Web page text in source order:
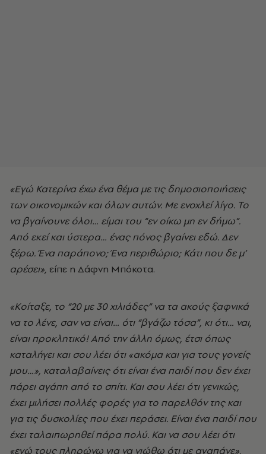
«Εγώ Κατερίνα έχω ένα θέμα με τις δημοσιοποιήσεις
των οικονομικών και όλων αυτών. Με ενοχλεί λίγο. Το
να βγαίνουνε όλοι… είμαι του “εν οίκω μη εν δήμω”.
Από εκεί και ύστερα… ένας πόνος βγαίνει εδώ. Δεν
ξέρω. Ένα παράπονο; Ένα περιθώριο; Κάτι που δε μ’
αρέσει», είπε η Δάφνη Μπόκοτα.
«Κοίταξε, το “20 με 30 χιλιάδες” να τα ακούς ξαφνικά
να το λένε, σαν να είναι… ότι “βγάζω τόσα”, κι ότι… ναι,
είναι προκλητικό! Από την άλλη όμως, έτσι όπως
καταλήγει και σου λέει ότι «ακόμα και για τους γονείς
μου…», καταλαβαίνεις ότι είναι ένα παιδί που δεν έχει
πάρει αγάπη από το σπίτι. Και σου λέει ότι γενικώς,
έχει μιλήσει πολλές φορές για το παρελθόν της και
για τις δυσκολίες που έχει περάσει. Είναι ένα παιδί που
έχει ταλαιπωρηθεί πάρα πολύ. Και να σου λέει ότι
«εγώ τους πληρώνω για να νιώθω ότι με αγαπάνε»,